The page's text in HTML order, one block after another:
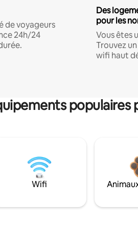
de voyageurs
24h/24
Des
pour les
Vous êtes
Trouvez
wifi haut
populaires
Wifi